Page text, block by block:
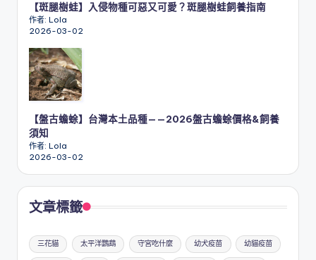
【斑腿樹蛙】入侵物種可惡又可愛？斑腿樹蛙飼養指南
作者: Lola
2026-03-02
【盤古蟾蜍】台灣本土品種——2026盤古蟾蜍價格&飼養
須知
作者: Lola
2026-03-02
文章標籤
三花貓 太平洋鸚鵡 守宮吃什麼 幼犬疫苗 幼貓疫苗